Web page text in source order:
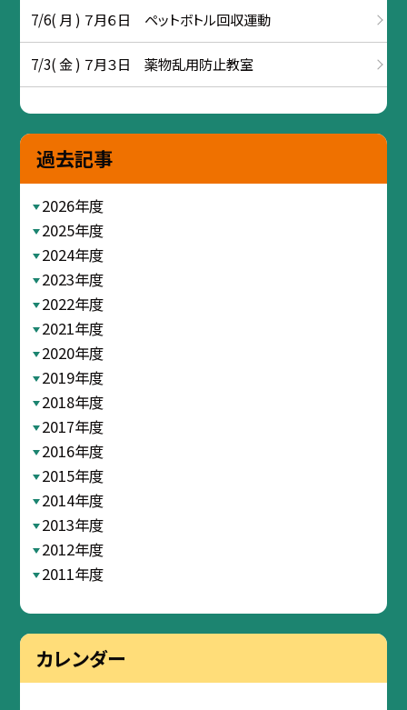
7/6( 月 ) ７月６日 ペットボトル回収運動
7/3( 金 ) ７月３日 薬物乱用防止教室
過去記事
2026年度
2025年度
2024年度
2023年度
2022年度
2021年度
2020年度
2019年度
2018年度
2017年度
2016年度
2015年度
2014年度
2013年度
2012年度
2011年度
カレンダー